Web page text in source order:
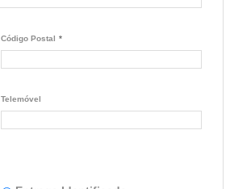
Código Postal *
Telemóvel